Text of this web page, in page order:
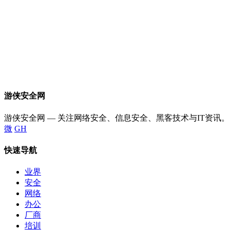
游侠安全网
游侠安全网 — 关注网络安全、信息安全、黑客技术与IT资讯。
微 GH
快速导航
业界
安全
网络
办公
厂商
培训